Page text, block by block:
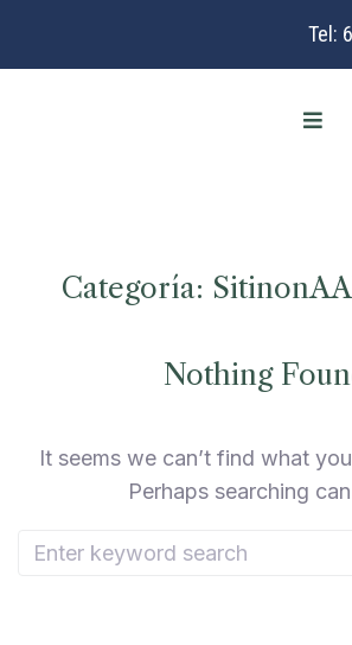
Tel:
Categoría:
Nothing
It seems we can’t find what
Perhaps searching